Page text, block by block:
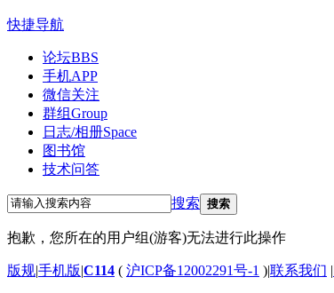
快捷导航
论坛BBS
手机APP
微信关注
群组Group
日志/相册Space
图书馆
技术问答
搜索 搜索
抱歉，您所在的用户组(游客)无法进行此操作
版规|手机版|C114 ( 沪ICP备12002291号-1 )|联系我们 |